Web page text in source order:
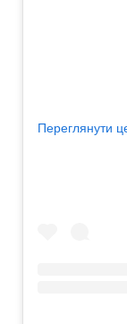
Переглянути